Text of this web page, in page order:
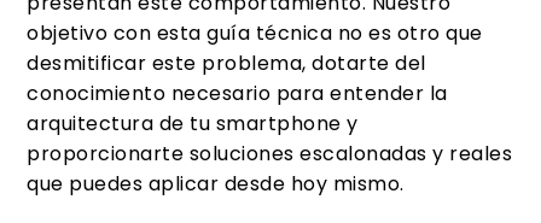
objetivo con esta guía técnica no es otro que
desmitificar este problema, dotarte del
conocimiento necesario para entender la
arquitectura de tu smartphone y
proporcionarte soluciones escalonadas y reales
que puedes aplicar desde hoy mismo.